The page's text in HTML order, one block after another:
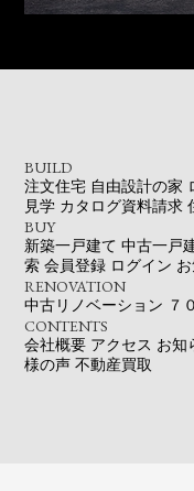
BUILD
注文住宅 自由設計の家
見学 カタログ資料請求
BUY
新築一戸建て 中古一戸
索 会員登録 ログイン
RENOVATION
中古リノベーション ７
CONTENTS
会社概要 アクセス お知
様の声 不動産買取